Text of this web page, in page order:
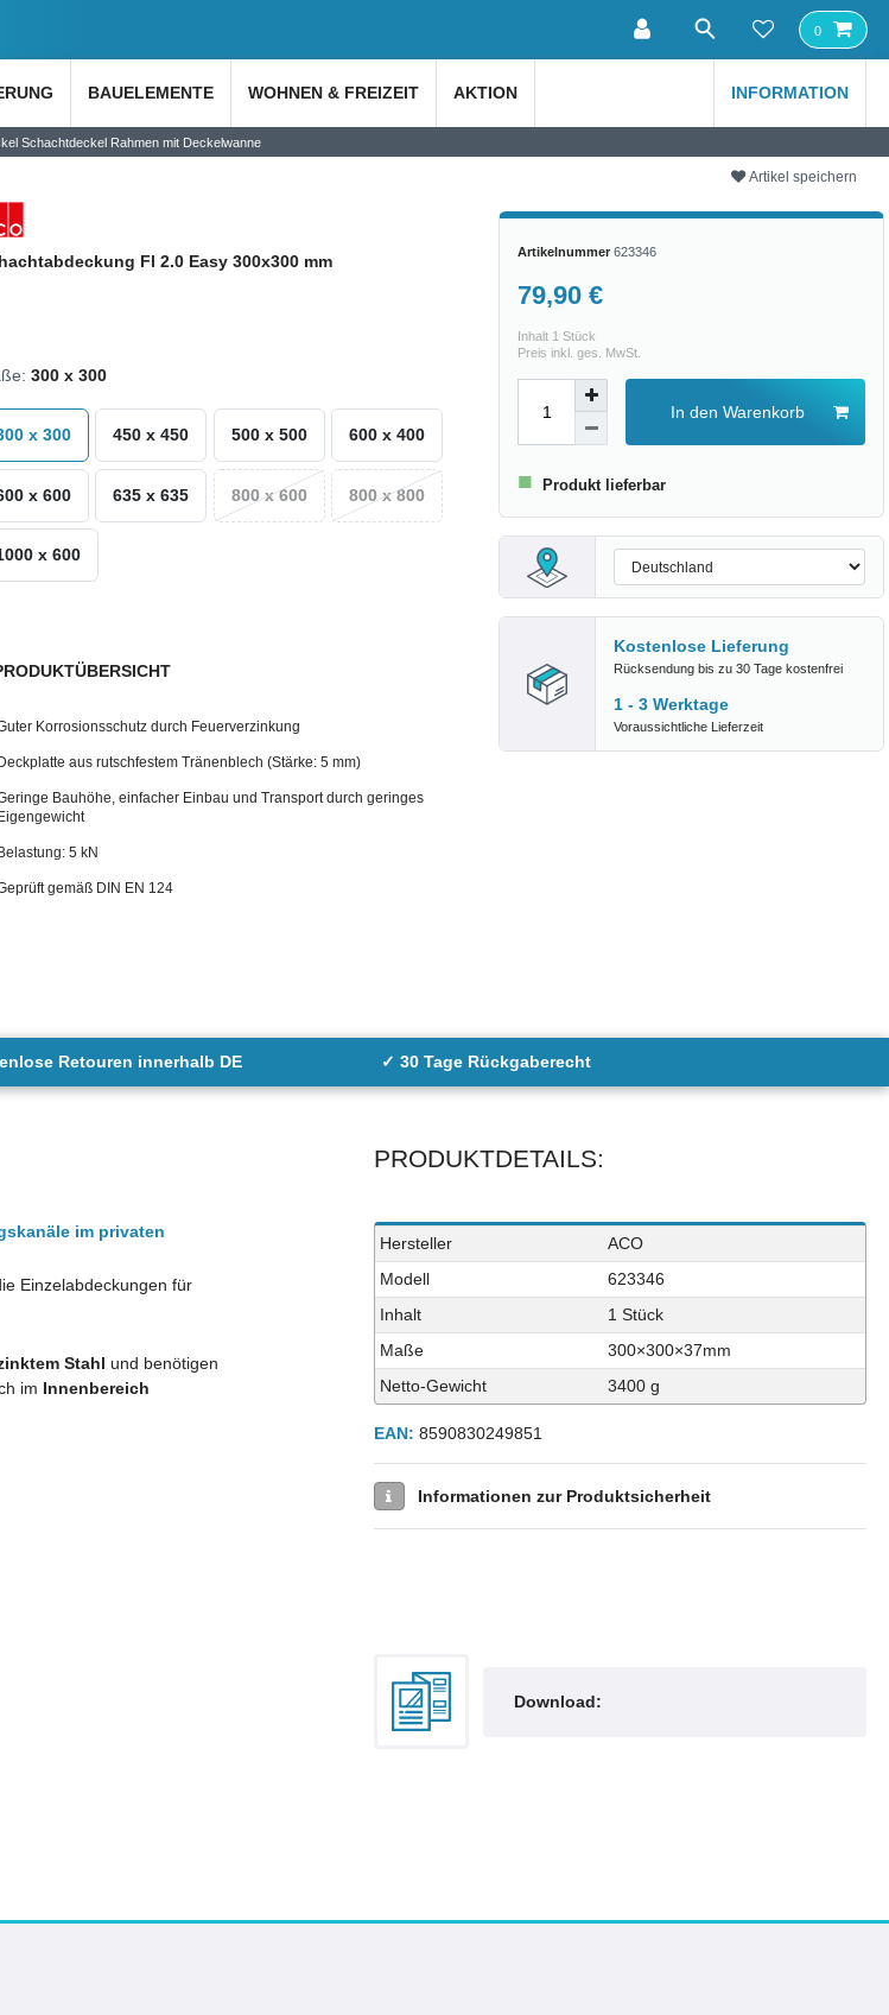
0
BAUELEMENTE WOHNEN & FREIZEIT AKTION INFORMATION
Schachtdeckel Rahmen mit Deckelwanne
Fl 2.0 Easy 300x300 mm
Artikel speichern
300 x 300
x 300 450 x 450 500 x 500 600 x 400
x 600 635 x 635 800 x 600 800 x 800
x 600
Korrosionsschutz durch Feuerverzinkung
Deckplatte aus rutschfestem Tränenblech (Stärke: 5 mm)
Bauhöhe, einfacher Einbau und Transport durch geringes
Eigengewicht
Belastung: 5 kN
gemäß DIN EN 124
Artikelnummer623346
79,90 €
Inhalt 1Stück
Preis inkl. ges. MwSt.
In den Warenkorb
■ Produkt lieferbar
Kostenlose Lieferung
Rücksendung bis zu 30 Tage kostenfrei
1 - 3 Werktage
Voraussichtliche Lieferzeit
Retouren innerhalb DE ✓ 30 Tage Rückgaberecht
im privaten
Einzelabdeckungen für
Stahl und benötigen
im Innenbereich
PRODUKTDETAILS:
Technisches
Merkmal
Wert
Hersteller
ACO
Modell
623346
Inhalt
1 Stück
Maße
300×300×37mm
Netto-Gewicht
3400 g
EAN: 8590830249851
Informationen zur Produktsicherheit
Download: